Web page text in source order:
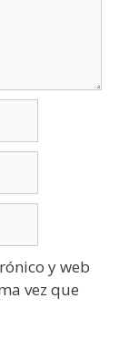
y web
vez que